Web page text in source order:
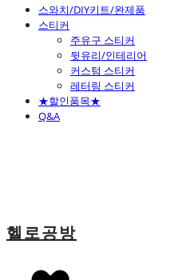
스와치/DIY키트/완제품
스티커
주유구 스티커
뒷유리/인테리어
커스텀 스티커
레터링 스티커
★할인품목★
Q&A
헬로공방